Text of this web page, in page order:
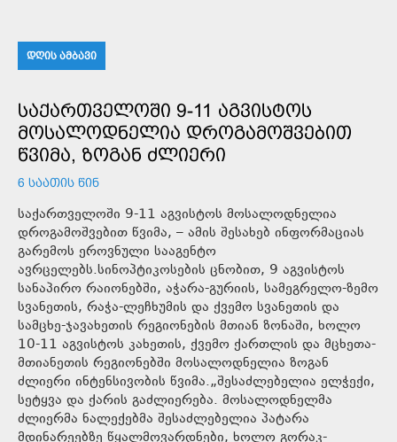
ᲓᲦᲘᲡ ᲐᲛᲑᲐᲕᲘ
ᲡᲐᲥᲐᲠᲗᲕᲔᲚᲝᲨᲘ 9-11 ᲐᲒᲕᲘᲡᲢᲝᲡ
ᲛᲝᲡᲐᲚᲝᲓᲜᲔᲚᲘᲐ ᲓᲠᲝᲒᲐᲛᲝᲨᲕᲔᲑᲘᲗ
ᲬᲕᲘᲛᲐ, ᲖᲝᲒᲐᲜ ᲫᲚᲘᲔᲠᲘ
6 ᲡᲐᲐᲗᲘᲡ ᲬᲘᲜ
საქართველოში 9-11 აგვისტოს მოსალოდნელია
დროგამოშვებით წვიმა, – ამის შესახებ ინფორმაციას
გარემოს ეროვნული სააგენტო
ავრცელებს.სინოპტიკოსების ცნობით, 9 აგვისტოს
სანაპირო რაიონებში, აჭარა-გურიის, სამეგრელო-ზემო
სვანეთის, რაჭა-ლეჩხუმის და ქვემო სვანეთის და
სამცხე-ჯავახეთის რეგიონების მთიან ზონაში, ხოლო
10-11 აგვისტოს კახეთის, ქვემო ქართლის და მცხეთა-
მთიანეთის რეგიონებში მოსალოდნელია ზოგან
ძლიერი ინტენსივობის წვიმა.„შესაძლებელია ელჭექი,
სეტყვა და ქარის გაძლიერება. მოსალოდნელმა
ძლიერმა ნალექებმა შესაძლებელია პატარა